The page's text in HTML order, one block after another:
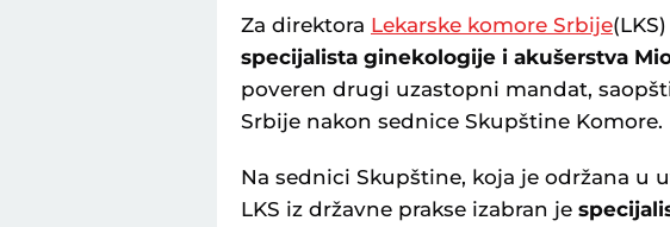
Za direktora Lekarske komore Srbije
specijalista ginekologije i akušerstva
poveren drugi uzastopni mandat,
Srbije nakon sednice Skupštine Komore.
Na sednici Skupštine, koja je održana u
LKS iz državne prakse izabran je